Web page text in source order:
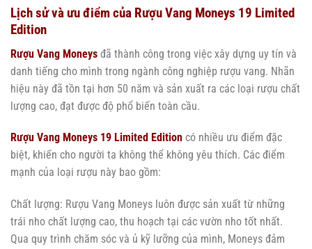
Lịch sử và ưu điểm của Rượu Vang Moneys 19 Limited
Edition
Rượu Vang Moneys đã thành công trong việc xây dựng uy tín và
danh tiếng cho mình trong ngành công nghiệp rượu vang. Nhãn
hiệu này đã tồn tại hơn 50 năm và sản xuất ra các loại rượu chất
lượng cao, đạt được độ phổ biến toàn cầu.
Rượu Vang Moneys 19 Limited Edition có nhiều ưu điểm đặc
biệt, khiến cho người ta không thể không yêu thích. Các điểm
mạnh của loại rượu này bao gồm:
Chất lượng: Rượu Vang Moneys luôn được sản xuất từ những
trái nho chất lượng cao, thu hoạch tại các vườn nho tốt nhất.
Qua quy trình chăm sóc và ủ kỹ lưỡng của mình, Moneys đảm